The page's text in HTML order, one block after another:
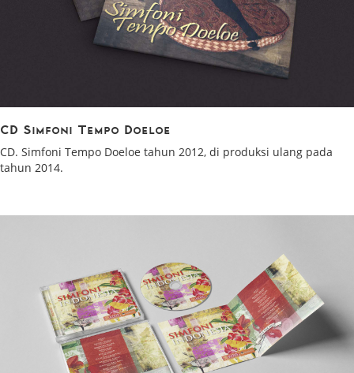
CD Simfoni Tempo Doeloe
CD. Simfoni Tempo Doeloe tahun 2012, di produksi ulang pada
tahun 2014.